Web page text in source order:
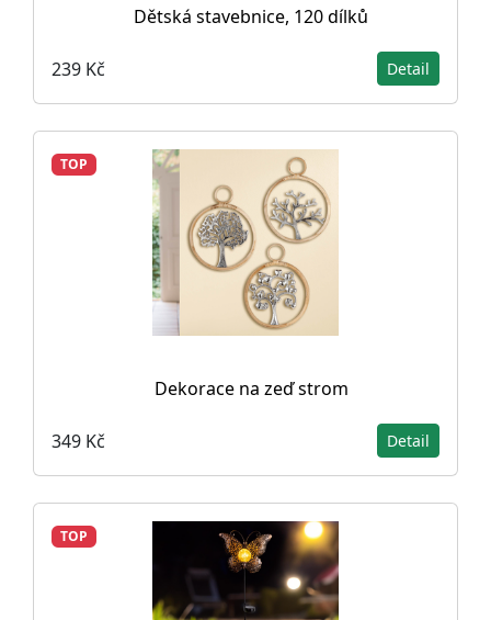
Dětská stavebnice, 120 dílků
239 Kč Detail
TOP
Dekorace na zeď strom
349 Kč Detail
TOP